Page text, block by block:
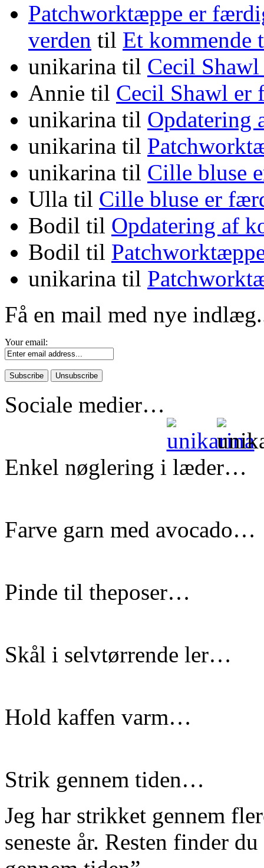
Patchworktæppe er
verden til Et
unikarina til Cecil
Annie til Cecil Shawl
unikarina til
unikarina til
unikarina til Cille bluse
Ulla til Cille bluse er
Bodil til Opdatering af
Bodil til
unikarina til
Få en mail med nye
Your email:
Sociale medier…
Enkel nøglering i læder…
Farve garn med avocado…
Pinde til theposer…
Skål i selvtørrende ler…
Hold kaffen varm…
Strik gennem tiden…
Jeg har strikket gennem
seneste år. Resten finder